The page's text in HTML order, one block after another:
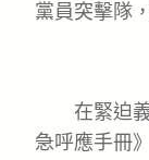
黨員突擊隊
在緊迫義
急呼應手冊